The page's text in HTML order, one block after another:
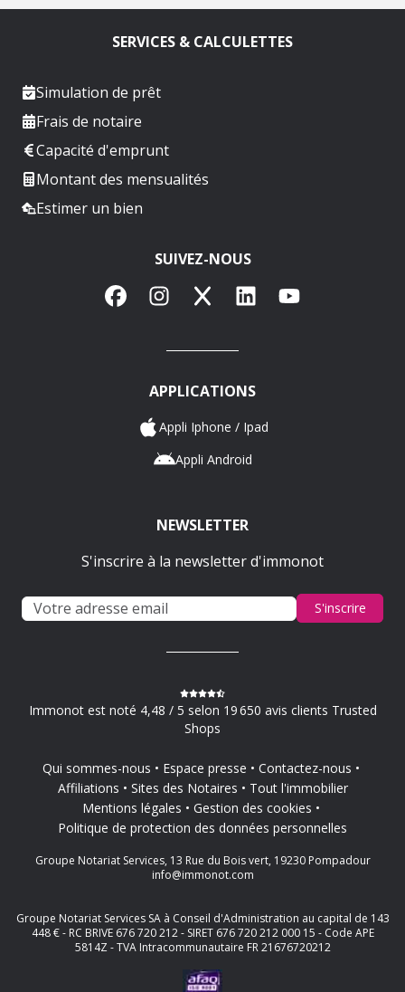
SERVICES & CALCULETTES
Simulation de prêt
Frais de notaire
Capacité d'emprunt
Montant des mensualités
Estimer un bien
SUIVEZ-NOUS
FacebookInstagram
X LinkedInYouTube
APPLICATIONS
Appli Iphone / Ipad
Appli Android
NEWSLETTER
S'inscrire à la newsletter d'immonot
S'inscrire
Immonot est noté 4,48 / 5 selon 19 650 avis clients Trusted
Shops
Qui sommes-nous Espace presse
Contactez-nous
Affiliations
Sites des Notaires
Tout l'immobilier
Mentions légales
Gestion des cookies
Politique de protection des données personnelles
Groupe Notariat Services, 13 Rue du Bois vert, 19230 Pompadour
info@immonot.com
Groupe Notariat Services SA à Conseil d'Administration au capital de 143
448 € - RC BRIVE 676 720 212 - SIRET 676 720 212 000 15 - Code APE
5814Z - TVA Intracommunautaire FR 21676720212